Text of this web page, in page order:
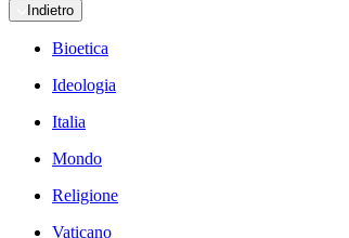
Indietro
Bioetica
Ideologia
Italia
Mondo
Religione
Vaticano